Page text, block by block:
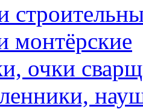
монтёрские
очки